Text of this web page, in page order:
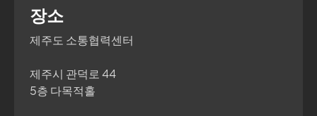
장소
제주도 소통협력센터
제주시 관덕로 44
5층 다목적홀